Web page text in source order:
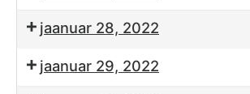
jaanuar 28, 2022
jaanuar 29, 2022